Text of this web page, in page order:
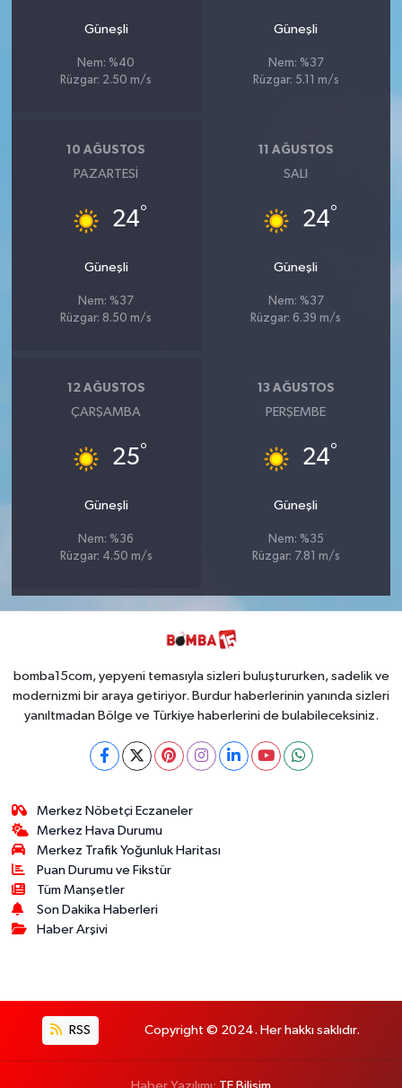
Güneşli
Nem: %40
Rüzgar: 2.50 m/s
Güneşli
Nem: %37
Rüzgar: 5.11 m/s
10 AĞUSTOS
PAZARTESI
24°
Güneşli
Nem: %37
Rüzgar: 8.50 m/s
11 AĞUSTOS
SALI
24°
Güneşli
Nem: %37
Rüzgar: 6.39 m/s
12 AĞUSTOS
ÇARŞAMBA
25°
Güneşli
Nem: %36
Rüzgar: 4.50 m/s
13 AĞUSTOS
PERŞEMBE
24°
Güneşli
Nem: %35
Rüzgar: 7.81 m/s
bomba15com, yepyeni temasıyla sizleri buluştururken, sadelik ve
modernizmi bir araya getiriyor. Burdur haberlerinin yanında sizleri
yanıltmadan Bölge ve Türkiye haberlerini de bulabileceksiniz.
Merkez Nöbetçi Eczaneler
Merkez Hava Durumu
Merkez Trafik Yoğunluk Haritası
Puan Durumu ve Fikstür
Tüm Manşetler
Son Dakika Haberleri
Haber Arşivi
RSS Copyright © 2024. Her hakkı saklıdır.